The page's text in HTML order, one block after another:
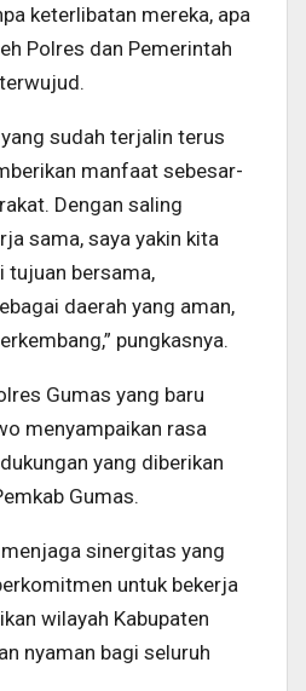
keterlibatan mereka, apa
Polres dan Pemerintah
sudah terjalin terus
manfaat sebesar-
Dengan saling
sama, saya yakin kita
tujuan bersama,
daerah yang aman,
pungkasnya.
Gumas yang baru
menyampaikan rasa
yang diberikan
Gumas.
sinergitas yang
untuk bekerja
wilayah Kabupaten
nyaman bagi seluruh